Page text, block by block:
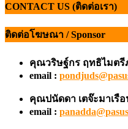
CONTACT US (ติดต่อเรา)
ติดต่อโฆษณา / Sponsor
คุณวริษฐ์กร ฤทธิไมตรี
email :
คุณปนัดดา เตจ๊ะมาเรื
email :